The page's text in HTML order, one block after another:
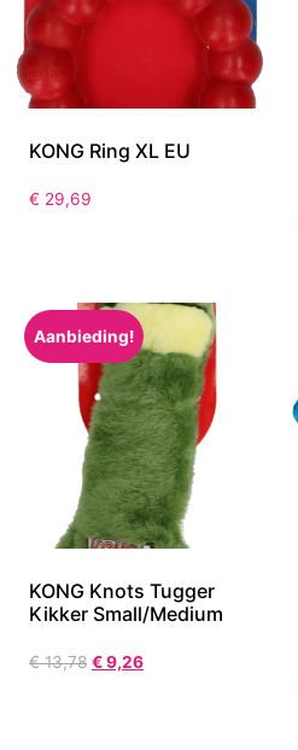
KONG Ring XL EU
€ 29,69
Aanbieding!
KONG Knots Tugger
Kikker Small/Medium
€13,78 €9,26